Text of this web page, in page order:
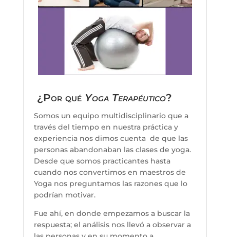
¿Por qué Yoga Terapéutico?
Somos un equipo multidisciplinario que a
través del tiempo en nuestra práctica y
experiencia nos dimos cuenta de que las
personas abandonaban las clases de yoga.
Desde que somos practicantes hasta
cuando nos convertimos en maestros de
Yoga nos preguntamos las razones que lo
podrían motivar.
Fue ahí, en donde empezamos a buscar la
respuesta; el análisis nos llevó a observar a